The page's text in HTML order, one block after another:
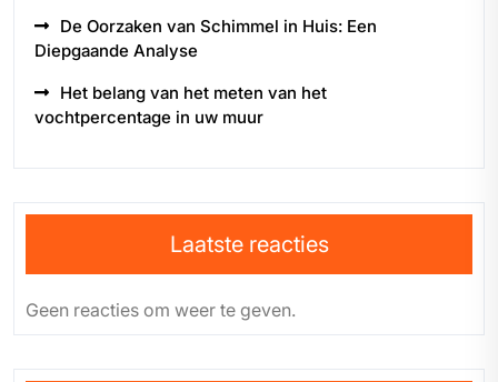
De Oorzaken van Schimmel in Huis: Een
Diepgaande Analyse
Het belang van het meten van het
vochtpercentage in uw muur
Laatste reacties
Geen reacties om weer te geven.